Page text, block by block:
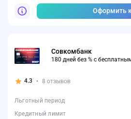
Оформить
Совкомбанк
180 дней без % с
4.3 • 8 отзывов
Льготный период
Кредитный лимит